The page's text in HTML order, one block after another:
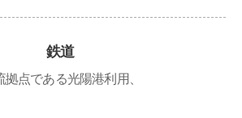
鉄道
点である光陽港利用、